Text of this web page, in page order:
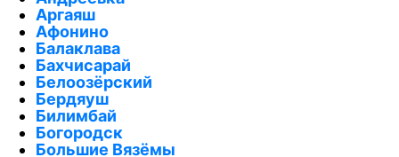
Аргаяш
Афонино
Балаклава
Бахчисарай
Белоозёрский
Бердяуш
Билимбай
Богородск
Большие Вязёмы